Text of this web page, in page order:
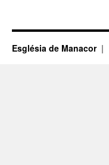
Església de Manacor